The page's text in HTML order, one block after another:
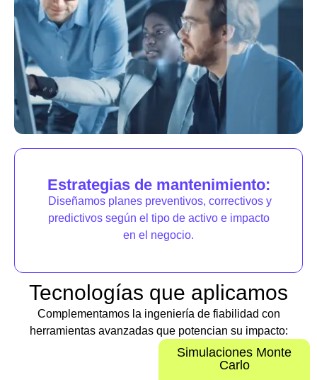
Estrategias de mantenimiento:
Diseñamos planes preventivos, correctivos y
predictivos según el tipo de activo e impacto
en el negocio.
Tecnologías que aplicamos
Complementamos la ingeniería de fiabilidad con
herramientas avanzadas que potencian su impacto:
Simulaciones Monte
Carlo